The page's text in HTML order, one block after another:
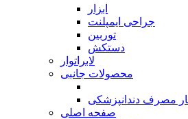
ابزار
جراحی ایمپلنت
توربین
دستکش
لابراتوار
محصولات جانبی
مصرف دندانپزشکی
صفحه اصلی